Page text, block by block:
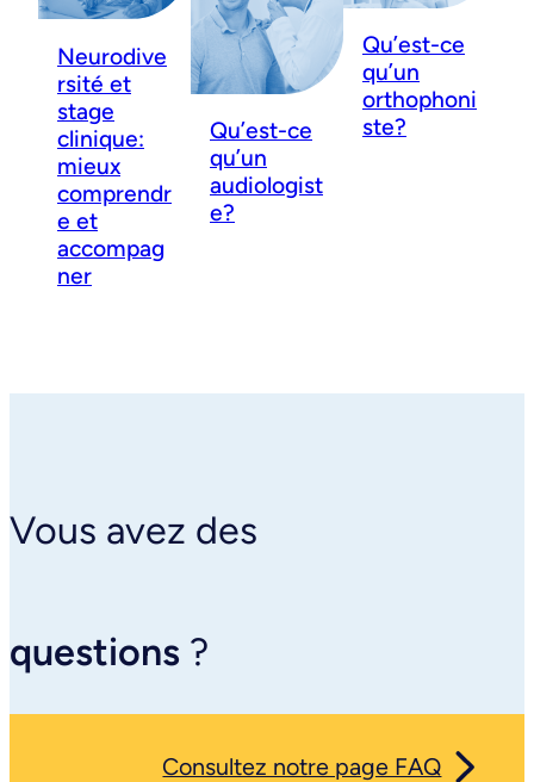
Neurodive
rsité et
stage
clinique:
mieux
comprendr
e et
accompag
ner
Qu’est-ce
qu’un
audiologist
e?
Qu’est-ce
qu’un
orthophoni
ste?
Vous avez des
questions ?
Consultez notre page FAQ